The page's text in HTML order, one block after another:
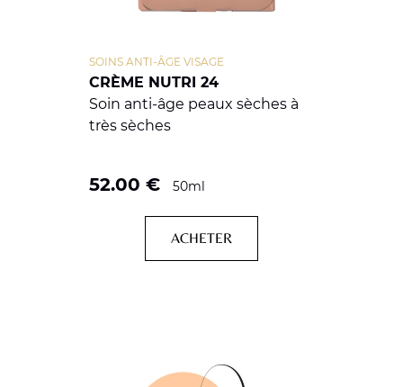
CRÈME NUTRI 24
SOINS ANTI-ÂGE VISAGE
Soin anti-âge peaux sèches à
très sèches
52.00 € 50ml
ACHETER